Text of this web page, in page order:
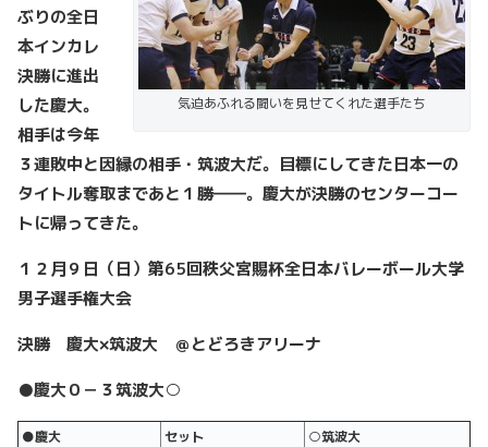
気迫あふれる闘いを見せてくれた選手たち
ぶりの全日
本インカレ
決勝に進出
した慶大。
相手は今年
３連敗中と因縁の相手・筑波大だ。目標にしてきた日本一の
タイトル奪取まであと１勝――。慶大が決勝のセンターコー
トに帰ってきた。
１２月９日（日）第65回秩父宮賜杯全日本バレーボール大学
男子選手権大会
決勝 慶大×筑波大 ＠とどろきアリーナ
●慶大０－３筑波大○
●慶大 セット
○筑波大